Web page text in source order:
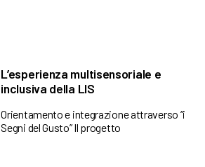
L’esperienza multisensoriale e
inclusiva della LIS
Orientamento e integrazione attraverso “i
Segni del Gusto” Il progetto